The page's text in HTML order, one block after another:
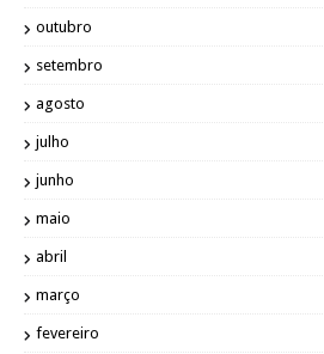
outubro
setembro
agosto
julho
junho
maio
abril
março
fevereiro